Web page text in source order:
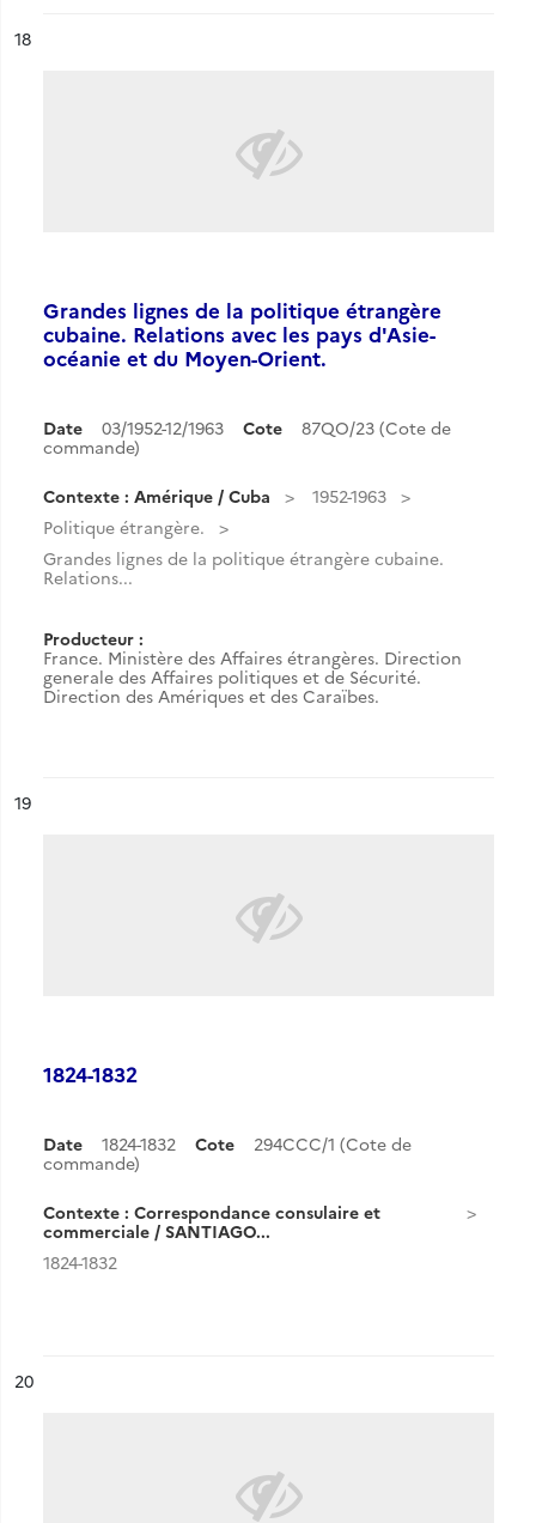
n°
18
Grandes lignes de la politique étrangère
cubaine. Relations avec les pays d'Asie-
océanie et du Moyen-Orient.
Date 03/1952-12/1963 Cote
87QO/23 (Cote de
commande)
Contexte : Amérique / Cuba
1952-1963
Politique étrangère.
Grandes lignes de la politique étrangère cubaine.
Relations...
Producteur :
France. Ministère des Affaires étrangères. Direction
generale des Affaires politiques et de Sécurité.
Direction des Amériques et des Caraïbes.
n°
19
1824-1832
Date 1824-1832 Cote
294CCC/1 (Cote de
commande)
Contexte : Correspondance consulaire et
commerciale / SANTIAGO...
1824-1832
n°
20